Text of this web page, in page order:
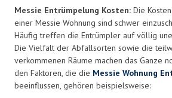
Messie Entrümpelung Kosten: Die
einer Messie Wohnung sind schwer
Häufig treffen die Entrümpler auf völlig
Die Vielfalt der Abfallsorten sowie die
verkommenen Räume machen das Ganze
den Faktoren, die die Messie Wohnung
beeinflussen, gehören beispielsweise: